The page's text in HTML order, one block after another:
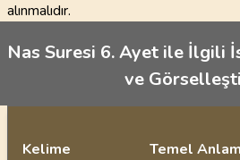
alınmalıdır.
Nas Suresi 6. Ayet ile İlgili
ve
Kelime Temel